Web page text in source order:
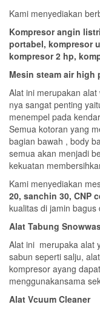
Kami menyediakan
Kompresor angin
portabel, kompresor
kompresor 2 hp,
Mesin steam air high
Alat ini merupakan
nya sangat penting
menempel pada
Semua kotoran yang
bagian bawah , body
semua akan menjadi
kekuatan
Kami menyediakan
20, sanchin 30, CNP
kualitas di jamin bagus
Alat Tabung
Alat ini merupaka alat
sabun seperti salju,
kompresor ayang
menggunakansama
Alat Vcuum Cleaner